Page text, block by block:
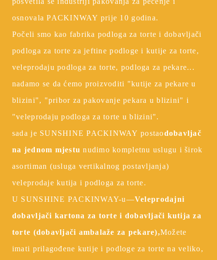
osnovala PACKINWAY prije 10 godina.
Počeli smo kao fabrika podloga za torte i dobavljači
podloga za torte za jeftine podloge i kutije za torte,
veleprodaju podloga za torte, podloga za pekare...
nadamo se da ćemo proizvoditi "kutije za pekare u
blizini", "pribor za pakovanje pekara u blizini" i
"veleprodaju podloga za torte u blizini".
sada je SUNSHINE PACKINWAY postaodobavljač
na jednom mjestu nudimo kompletnu uslugu i širok
asortiman (usluga vertikalnog postavljanja)
veleprodaje kutija i podloga za torte.
U SUNSHINE PACKINWAY-u—Veleprodajni
dobavljači kartona za torte i dobavljači kutija za
torte (dobavljači ambalaže za pekare),Možete
imati prilagođene kutije i podloge za torte na veliko,